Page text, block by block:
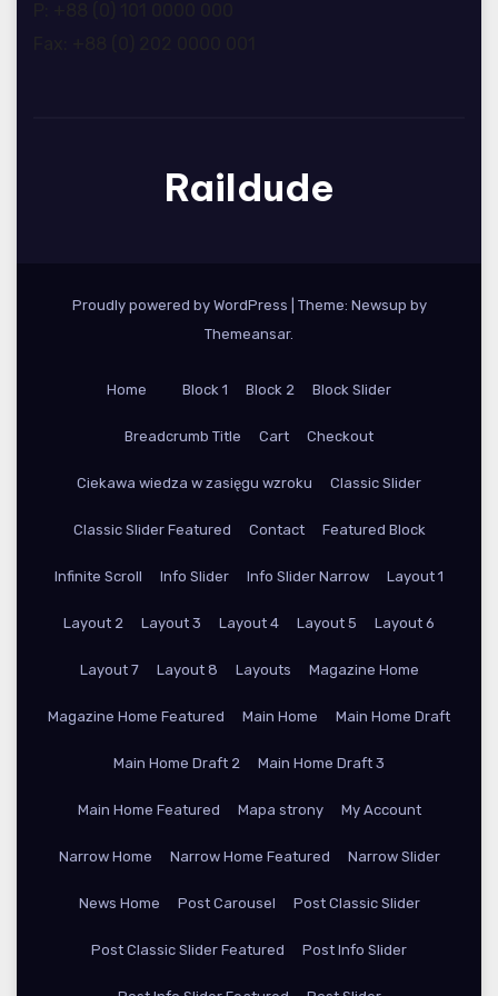
Raildude
Proudly powered by WordPress
Theme: Newsup by
Themeansar.
Home Block 1 Block 2 Block Slider
Breadcrumb Title Cart Checkout
Ciekawa wiedza w zasięgu wzroku Classic Slider
Classic Slider Featured Contact Featured Block
Infinite Scroll Info Slider Info Slider Narrow Layout 1
Layout 2 Layout 3 Layout 4 Layout 5 Layout 6
Layout 7 Layout 8 Layouts Magazine Home
Magazine Home Featured Main Home Main Home Draft
Main Home Draft 2 Main Home Draft 3
Main Home Featured Mapa strony My Account
Narrow Home Narrow Home Featured Narrow Slider
News Home Post Carousel Post Classic Slider
Post Classic Slider Featured Post Info Slider